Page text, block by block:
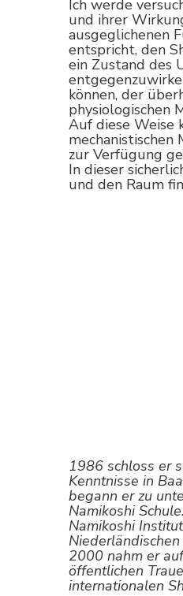
Ich werde
und ihrer
ausgeglichenen
entspricht, den
ein Zustand des
können, der
physiologischen
Auf diese Weise
mechanistischen
zur Verfügung
In dieser
und den Raum
1986 schloss er
Kenntnisse in
begann er zu
Namikoshi
Namikoshi
2000 nahm er
öffentlichen
internationalen